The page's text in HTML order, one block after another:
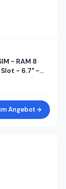
- RAM 8
- 6.7" -
MP, 2 MP
Angebot